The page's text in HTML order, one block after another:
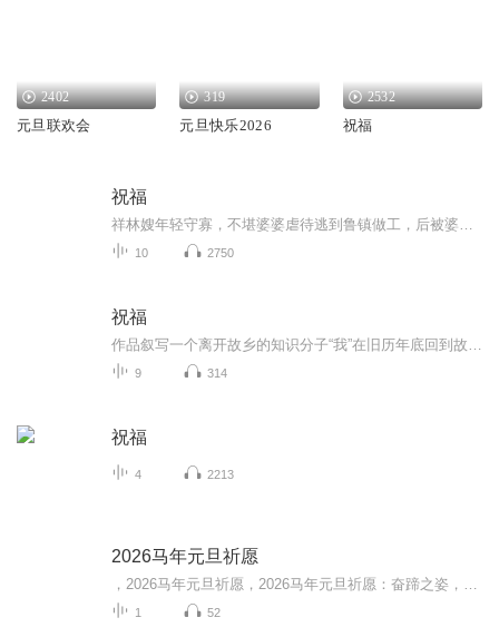
2402
元旦联欢会
319
元旦快乐2026
2532
祝福
祝福
10 2750
祝福
9 314
祝福
4 2213
2026马年元旦祈愿
1 52